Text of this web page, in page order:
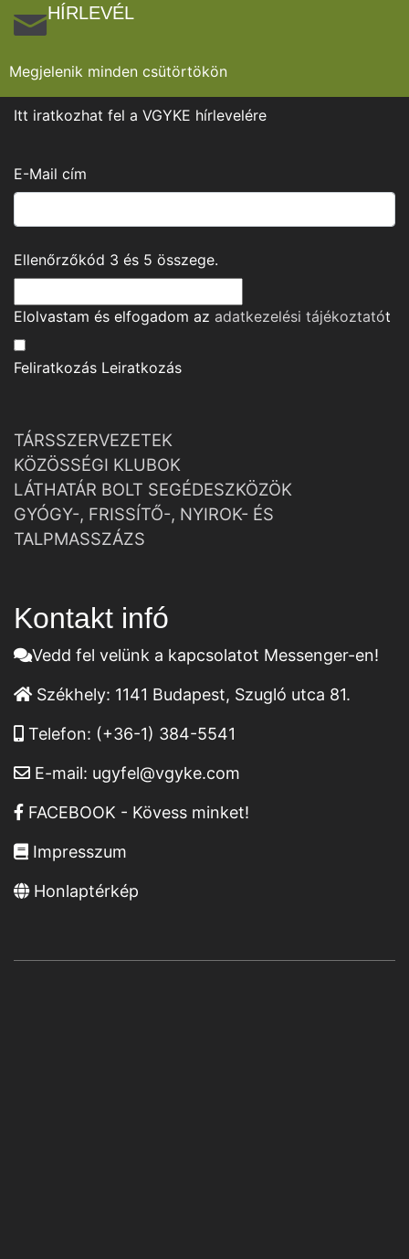
HÍRLEVÉL
Megjelenik minden csütörtökön
Itt iratkozhat fel a VGYKE hírlevelére
E-Mail cím
Ellenőrzőkód 3 és 5 összege.
Elolvastam és elfogadom az adatkezelési tájékoztatót
Feliratkozás Leiratkozás
TÁRSSZERVEZETEK
KÖZÖSSÉGI KLUBOK
LÁTHATÁR BOLT SEGÉDESZKÖZÖK
GYÓGY-, FRISSÍTŐ-, NYIROK- ÉS
TALPMASSZÁZS
Kontakt infó
Vedd fel velünk a kapcsolatot Messenger-en!
Székhely: 1141 Budapest, Szugló utca 81.
Telefon: (+36-1) 384-5541
E-mail: ugyfel@vgyke.com
FACEBOOK - Kövess minket!
Impresszum
Honlaptérkép